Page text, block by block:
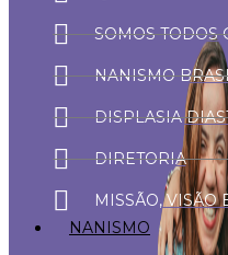
SOMOS TODOS
NANISMO
DISPLASIA
DIRETORIA
MISSÃO, VISÃO
NANISMO